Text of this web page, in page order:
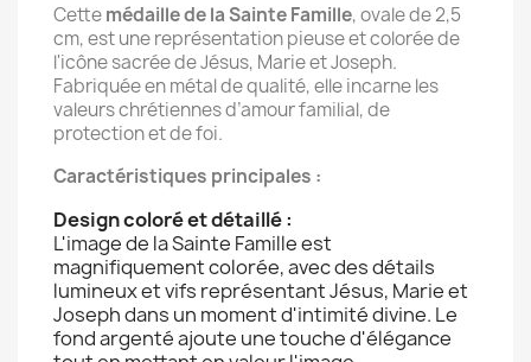
Cettemédaille de la Sainte Famille, ovale de 2,5
cm, est une représentation pieuse et colorée de
l'icône sacrée de Jésus, Marie et Joseph.
Fabriquée en métal de qualité, elle incarne les
valeurs chrétiennes d’amour familial, de
protection et de foi.
Caractéristiques principales :
Design coloré et détaillé :
L'image de la Sainte Famille est
magnifiquement colorée, avec des détails
lumineux et vifs représentant Jésus, Marie et
Joseph dans un moment d'intimité divine. Le
fond argenté ajoute une touche d'élégance